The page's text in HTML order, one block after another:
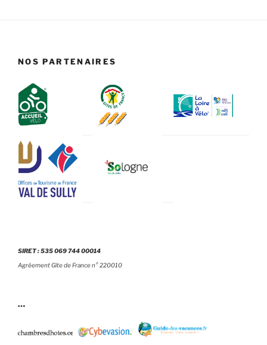
NOS PARTENAIRES
SIRET : 535 069 744 00014
Agréement Gîte de France n° 220010
…